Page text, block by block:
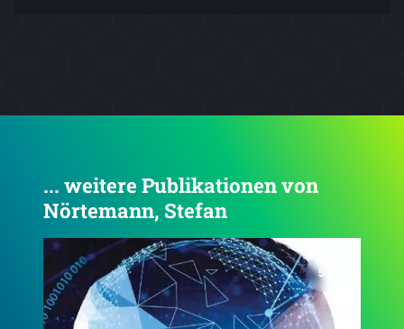
... weitere Publikationen von
Nörtemann, Stefan
5.0